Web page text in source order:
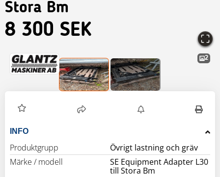
Stora Bm
8 300 SEK
2
INFO
Produktgrupp
Övrigt lastning och gräv
Märke / modell
SE Equipment Adapter L30
till Stora Bm